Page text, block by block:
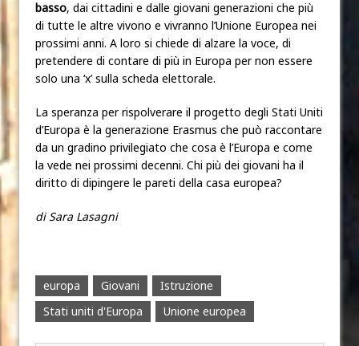
basso, dai cittadini e dalle giovani generazioni che più
di tutte le altre vivono e vivranno l’Unione Europea nei
prossimi anni. A loro si chiede di alzare la voce, di
pretendere di contare di più in Europa per non essere
solo una ‘x’ sulla scheda elettorale.
La speranza per rispolverare il progetto degli Stati Uniti
d’Europa è la generazione Erasmus che può raccontare
da un gradino privilegiato che cosa è l’Europa e come
la vede nei prossimi decenni. Chi più dei giovani ha il
diritto di dipingere le pareti della casa europea?
di Sara Lasagni
europa Giovani
Istruzione
Stati uniti d'Europa
Unione europea